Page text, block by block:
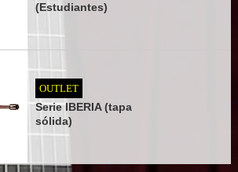
(Estudiantes)
OUTLET
Serie IBERIA (tapa
sólida)